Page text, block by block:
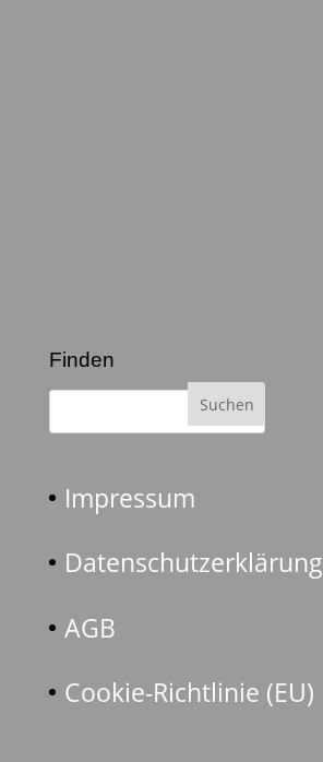
Finden
Impressum
Datenschutzerklärung
AGB
Cookie-Richtlinie (EU)